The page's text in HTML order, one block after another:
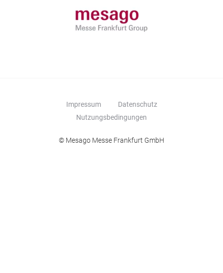
Impressum
Datenschutz
Nutzungsbedingungen
© Mesago Messe Frankfurt GmbH